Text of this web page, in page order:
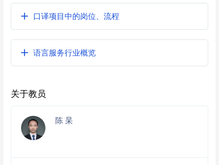
口译项目中的岗位、流程
语言服务行业概览
关于教员
陈 杲